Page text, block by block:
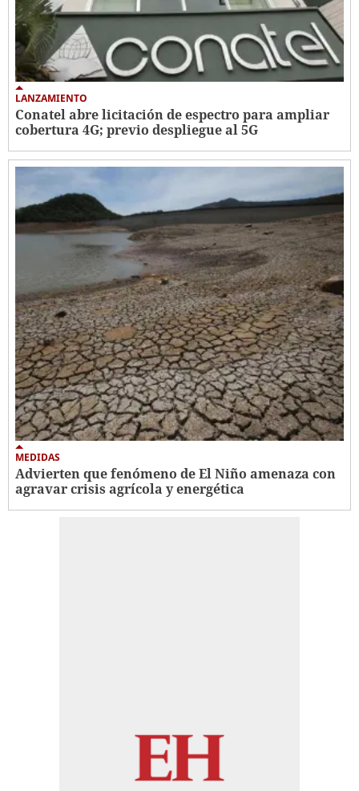
LANZAMIENTO
Conatel abre licitación de espectro para ampliar
cobertura 4G; previo despliegue al 5G
MEDIDAS
Advierten que fenómeno de El Niño amenaza con
agravar crisis agrícola y energética